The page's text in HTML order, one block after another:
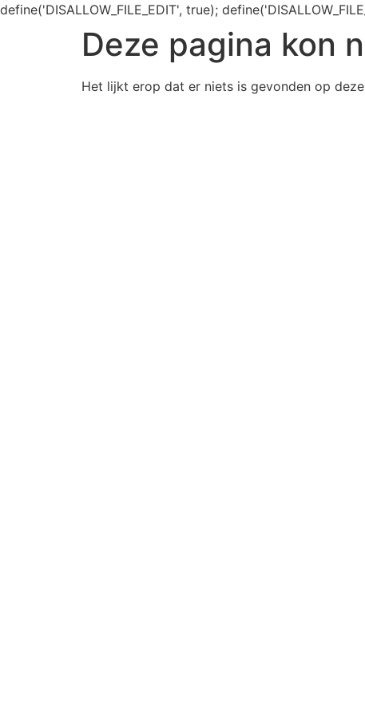
define('DISALLOW_FILE_EDIT', true);
Deze pagina kon
Het lijkt erop dat er niets is gevonden op